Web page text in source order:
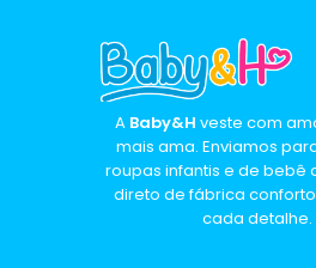
A Baby&H veste com
mais ama. Enviamos
roupas infantis e de bebê
direto de fábrica
cada detalhe.